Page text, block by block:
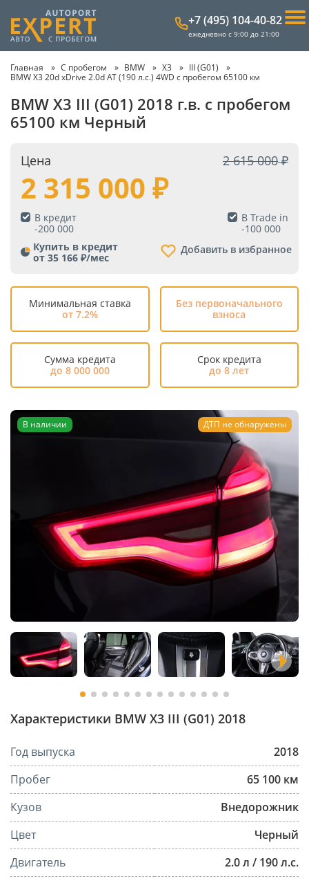
+7 (495) 104-40-82
ежедневно с 9:00 до 21:00
Главная С пробегом BMW X3
III (G01)
BMW X3 20d xDrive 2.0d AT (190 л.с.) 4WD с пробегом 65100 км
BMW X3 III (G01) 2018 г.в. с пробегом
65100 км Черный
Цена 2 615 000
2 315 000
В кредит
-200 000
В Trade in
-100 000
Купить в кредит
от 35 166 ₽/мес
Добавить в избранное
Минимальная ставка
от 7.2%
Без первоначального
взноса
Сумма кредита
до 8 000 000
Срок кредита
до 8 лет
Характеристики BMW X3 III (G01) 2018
Год выпуска
2018
Пробег
65 100 км
Кузов
Внедорожник
Цвет
Черный
Двигатель
2.0 л / 190 л.с.
В наличии ДТП не обнаружены